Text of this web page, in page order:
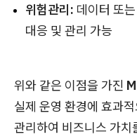
위험관리: 데이터 또
대응 및 관리 가능
위와 같은 이점을 가진
실제 운영 환경에 효과
관리하여 비즈니스 가